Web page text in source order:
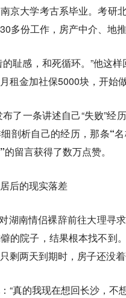
京大学考古系毕业。考研
多份工作，房产中介、地
的耻感，和死循环。”他这
租金加社保5000块，开始
了一条讲述自己“失败”经
剖析自己的经历，那条“
的留言获得了数万点赞。
后的现实落差
湖南情侣裸辞前往大理寻
的院子，结果根本找不到
剩两天到期时，房子还没
“真的我现在想回长沙，不